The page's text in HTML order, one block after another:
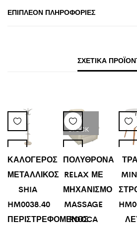
ΕΠΙΠΛΈΟΝ ΠΛΗΡΟΦΟΡΊΕΣ
ΣΧΕΤΙΚΆ
ΚΑΛΟΓΕΡΟΣ
ΜΕΤΑΛΛΙΚΟΣ
SHIA
HM0038.40
ΠΕΡΙΣΤΡΕΦΟΜΕΝΟΣ
LOW
STOCK
ΠΟΛΥΘΡΟΝΑ
RELAX ΜΕ
ΜΗΧΑΝΙΣΜΟ
MASSAGE
ROCCA